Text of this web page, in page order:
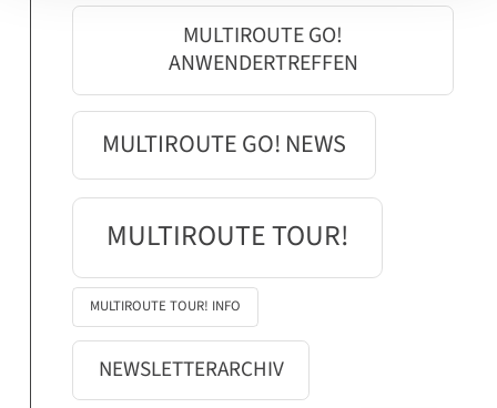
MULTIROUTE GO!
ANWENDERTREFFEN
MULTIROUTE GO! NEWS
MULTIROUTE TOUR!
MULTIROUTE TOUR! INFO
NEWSLETTERARCHIV